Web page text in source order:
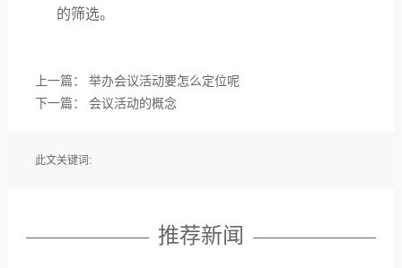
的筛选。
上一篇： 举办会议活动要怎么定位呢
下一篇： 会议活动的概念
此文关键词:
推荐新闻